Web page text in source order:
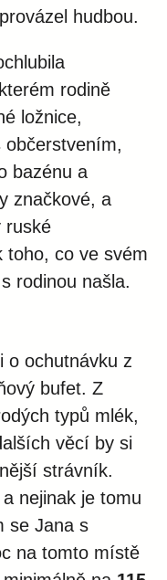
hudbou.
rodině
ložnice,
bazénu a
značkové, a
ruské
toho, co ve svém
rodinou našla.
o ochutnávku z
bufet. Z
typů mlék,
věcí by si
strávník.
nejinak je tomu
se Jana s
na tomto místě